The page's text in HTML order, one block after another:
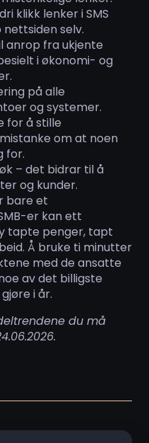
klikk lenker i SMS
selv.
fra ukjente
i økonomi- og
på alle
og systemer.
for å stille
om at noen
for.
– det bidrar til å
og kunder.
bare et
er kan ett
tapte penger, tapt
Å bruke ti minutter
med de ansatte
av det billigste
i år.
du må